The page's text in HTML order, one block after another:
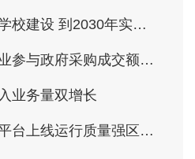
新疆全面推进健康学校建设 到2030年实现全覆盖
上半年我区中小企业参与政府采购成交额创新高
业务量双增长
新疆质量提升综合平台上线运行质量强区建设迈入数字化协同治理新阶段